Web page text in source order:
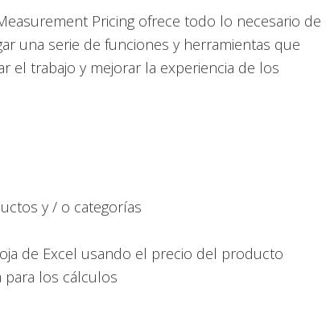
Pricing ofrece todo lo necesario de
una serie de funciones y herramientas que
el trabajo y mejorar la experiencia de los
y / o categorías
de Excel usando el precio del producto
los cálculos